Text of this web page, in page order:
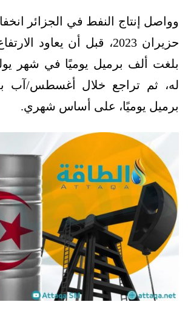
وواصل إنتاج النفط في الجزائر
حزيران 2023، قبل أن يعاود
بلغت ألف برميل يوميًا في شهر
برميل يوميًا، على أساس شهري.